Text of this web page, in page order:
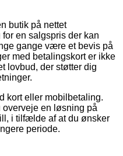
butik på nettet
en salgspris der kan
gange være et bevis på
med betalingskort er ikke
lovbud, der støtter dig
kort eller mobilbetaling.
en løsning på
i tilfælde af at du ønsker
periode.